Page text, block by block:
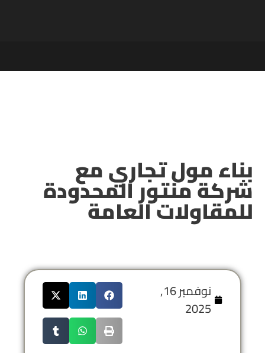
بناء مول تجاري مع
شركة منتور المحدودة
للمقاولات العامة
نوفمبر 16,
2025